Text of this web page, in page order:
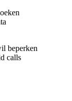
beperken
calls